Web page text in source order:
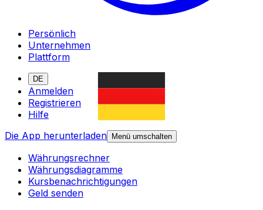
Persönlich
Unternehmen
Plattform
DE
Anmelden
Registrieren
Hilfe
Die App herunterladen
Menü umschalten
Währungsrechner
Währungsdiagramme
Kursbenachrichtigungen
Geld senden